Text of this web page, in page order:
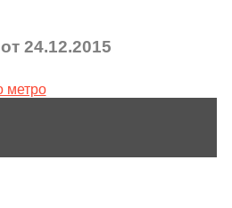
от 24.12.2015